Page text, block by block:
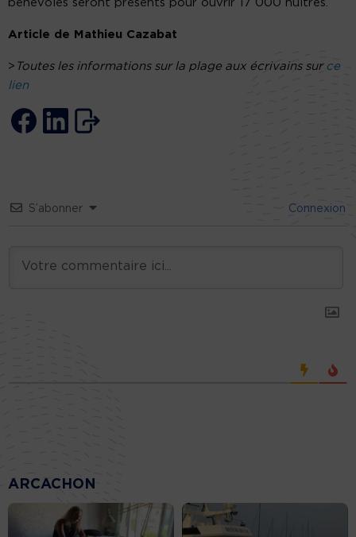
bénévoles seront présents pour ouvrir 17 000 huîtres.
Article de Mathieu Cazabat
> Toutes les informations sur la plage aux écrivains sur ce
lien
S’abonner Connexion
ARCACHON